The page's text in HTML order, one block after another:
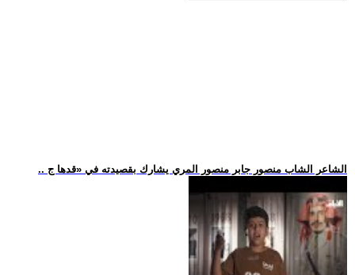
.. الشاعر الشاب منصور جابر منصور المري يشارك بقصيدته في «قدها ج